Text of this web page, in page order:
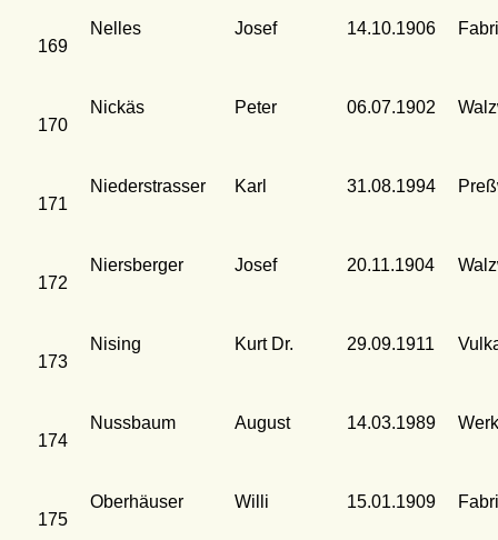
169
Nelles Josef 14.10.1906
170
Nickäs Peter 06.07.1902
171
Niederstrasser Karl 31.08.1994
172
Niersberger Josef 20.11.1904
173
Nising Kurt Dr. 29.09.1911
174
Nussbaum August 14.03.1989
175
Oberhäuser Willi 15.01.1909